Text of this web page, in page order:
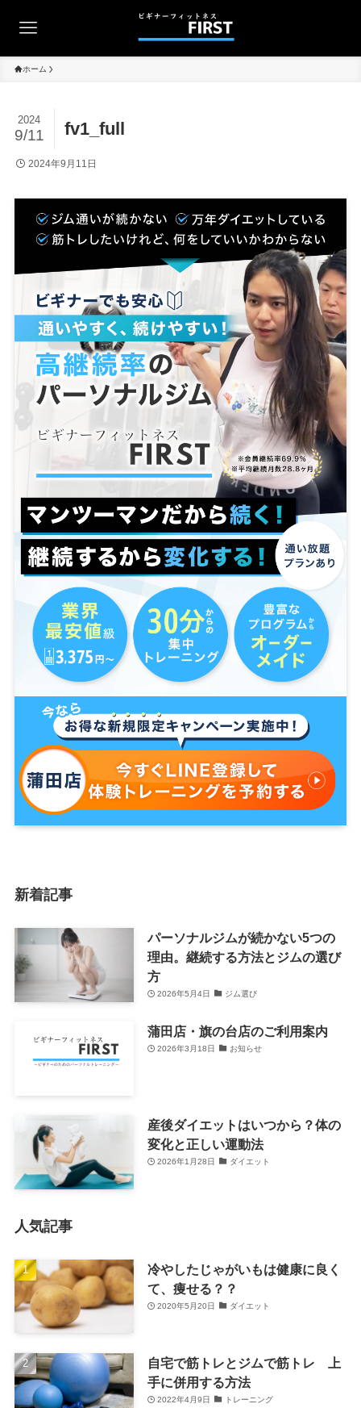
ホーム
fv1_full
2024
9/11
2024年9月11日
新着記事
パーソナルジムが続かない5つの
理由。継続する方法とジムの選び
方
2026年5月4日 ジム選び
蒲田店・旗の台店のご利用案内
2026年3月18日 お知らせ
産後ダイエットはいつから？体の
変化と正しい運動法
2026年1月28日 ダイエット
人気記事
冷やしたじゃがいもは健康に良く
て、痩せる？？
2020年5月20日 ダイエット
自宅で筋トレとジムで筋トレ 上
手に併用する方法
2022年4月9日 トレーニング